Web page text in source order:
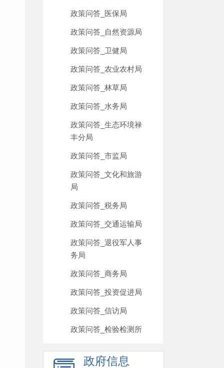
政策问答_医保局
政策问答_自然资源局
政策问答_卫健局
政策问答_农业农村局
政策问答_林草局
政策问答_水务局
政策问答_生态环境禄
丰分局
政策问答_市监局
政策问答_文化和旅游
局
政策问答_税务局
政策问答_交通运输局
政策问答_退役军人事
务局
政策问答_商务局
政策问答_投资促进局
政策问答_信访局
政策问答_检验检测所
政府信息